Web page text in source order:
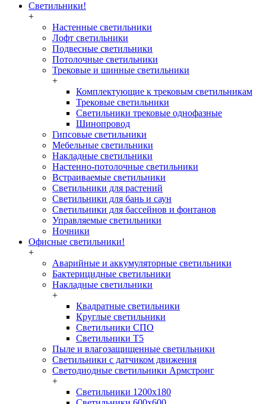
Светильники!
+
Настенные светильники
Лофт светильники
Подвесные светильники
Потолочные светильники
Трековые и шинные светильники
+
Комплектующие к трековым светильникам
Трековые светильники
Светильники трековые однофазные
Шинопровод
Гипсовые светильники
Мебельные светильники
Накладные светильники
Настенно-потолочные светильники
Встраиваемые светильники
Светильники для растений
Светильники для бань и саун
Светильники для бассейнов и фонтанов
Управляемые светильники
Ночники
Офисные светильники!
+
Аварийные и аккумуляторные светильники
Бактерицидные светильники
Накладные светильники
+
Квадратные светильники
Круглые светильники
Светильники СПО
Светильники Т5
Пыле и влагозащищенные светильники
Светильники с датчиком движения
Светодиодные светильники Армстронг
+
Светильники 1200х180